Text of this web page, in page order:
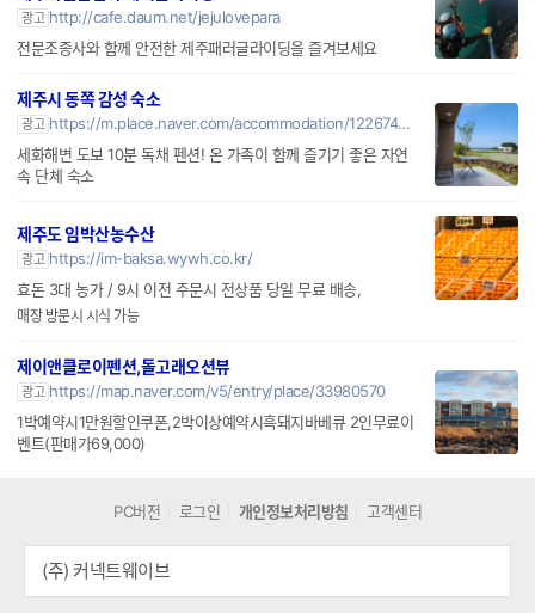
제주하늘을날다 패러글라이딩
광고 http://cafe.daum.net/jejulovepara
전문조종사와 함께 안전한 제주패러글라이딩을 즐겨보세요
제주시 동쪽 감성 숙소
광고 https://m.place.naver.com/accommodation/1226740854
제주도 임박산농수산
광고 https://im-baksa.wywh.co.kr/
매장 방문시 시식 가능
제이앤클로이펜션,돌고래오션뷰
광고
https://map.naver.com/v5/entry/place/33980570
PC버전 로그인 개인정보처리방침 고객센터